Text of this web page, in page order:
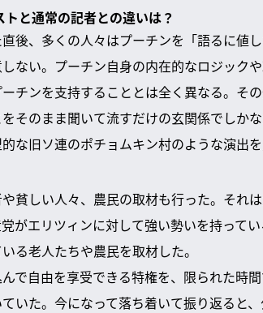
と通常の記者との違いは？
後、多くの人々はプーチンを「語るに値
ない。プーチン自身の内在的なロジック
チンを支持することとは全く異なる。そ
そのまま聞いて流すだけの玄関係でしか
な旧ソ連のポチョムキン村のような演出を
貧しい人々、農民の取材も行った。それ
がエリツィンに対して強い勢いを持ってい
る老人たちや農民を取材した。
で自由を享受できる特権を、限られた時
いた。今になって落ち着いて振り返ると